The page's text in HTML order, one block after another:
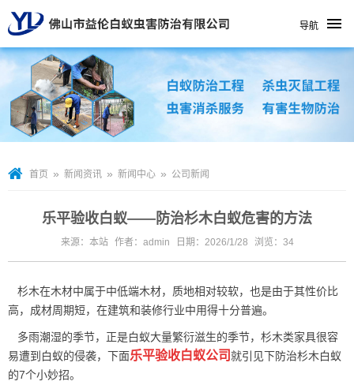
导航
首页 » 新闻资讯 » 新闻中心 » 公司新闻
乐平验收白蚁——防治杉木白蚁危害的方法
来源：本站 作者：admin 日期：2026/1/28 浏览： 34
杉木在木材中属于中低端木材，质地相对较软，也是由于其性价比
高，成材周期短，在建筑和装修行业中用得十分普遍。
多雨潮湿的季节，正是白蚁大量繁衍滋生的季节，杉木类家具很容
易遭到白蚁的侵袭，下面乐平验收白蚁公司就引见下防治杉木白蚁
的7个小妙招。